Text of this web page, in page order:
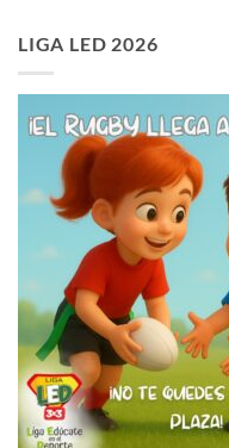
LIGA LED 2026